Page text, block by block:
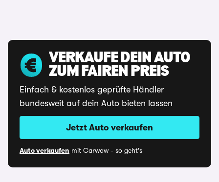
VERKAUFE DEIN AUTO
ZUM FAIREN PREIS
Einfach & kostenlos geprüfte Händler
bundesweit auf dein Auto bieten lassen
Jetzt Auto verkaufen
Auto verkaufen mit Carwow - so geht's